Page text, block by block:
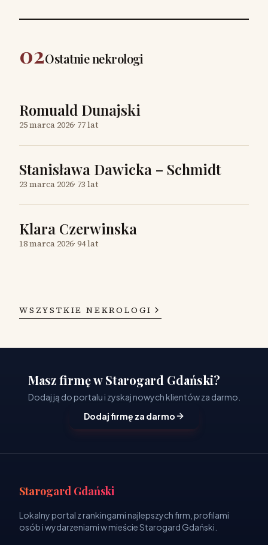
02Ostatnie nekrologi
Romuald Dunajski
25 marca 2026· 77 lat
Stanisława Dawicka – Schmidt
23 marca 2026· 73 lat
Klara Czerwinska
18 marca 2026· 94 lat
WSZYSTKIE NEKROLOGI
Masz firmę w Starogard Gdański?
Dodaj ją do portalu i zyskaj nowych klientów za darmo.
Dodaj firmę za darmo
Starogard Gdański
Lokalny portal z rankingami najlepszych firm, profilami
osób i wydarzeniami w mieście Starogard Gdański.